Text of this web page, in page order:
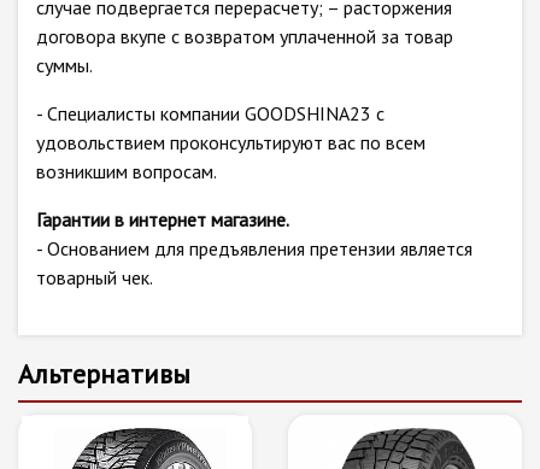
случае подвергается перерасчету; – расторжения
договора вкупе с возвратом уплаченной за товар
суммы.
- Специалисты компании GOODSHINA23 с
удовольствием проконсультируют вас по всем
возникшим вопросам.
Гарантии в интернет магазине.
- Основанием для предъявления претензии является
товарный чек.
Альтернативы